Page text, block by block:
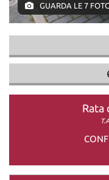
CONTATTIGUARDA LE 7
Rata